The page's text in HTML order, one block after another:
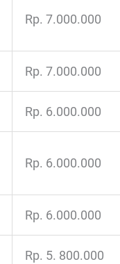
Rp. 7.000.000
Rp. 7.000.000
Rp. 6.000.000
Rp. 6.000.000
Rp. 6.000.000
Rp. 5. 800.000